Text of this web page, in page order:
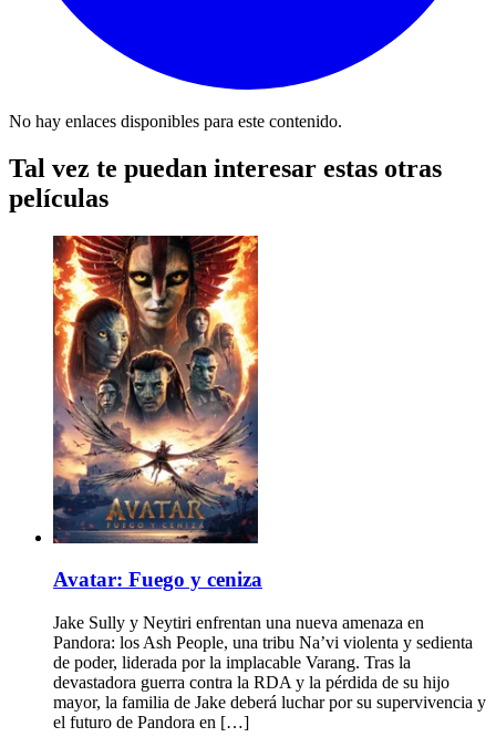
No hay enlaces disponibles para este contenido.
Tal vez te puedan interesar estas otras
películas
Avatar: Fuego y ceniza
Jake Sully y Neytiri enfrentan una nueva amenaza en
Pandora: los Ash People, una tribu Na’vi violenta y sedienta
de poder, liderada por la implacable Varang. Tras la
devastadora guerra contra la RDA y la pérdida de su hijo
mayor, la familia de Jake deberá luchar por su supervivencia y
el futuro de Pandora en […]